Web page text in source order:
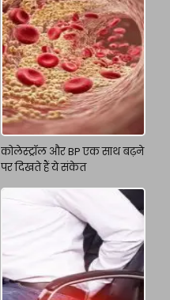
कोलेस्ट्रॉल और BP एक साथ बढ़ने
पर दिखते हैं ये संकेत